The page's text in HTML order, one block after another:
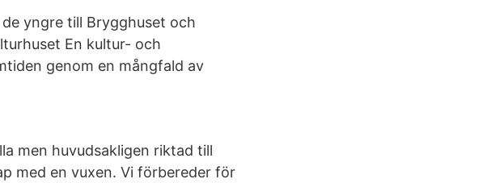
yngre till Brygghuset och
En kultur- och
genom en mångfald av
men huvudsakligen riktad till
med en vuxen. Vi förbereder för